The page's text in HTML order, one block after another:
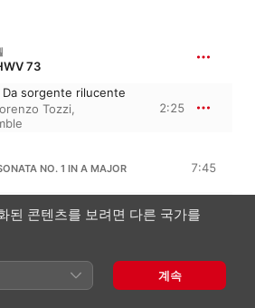
73
Da sorgente rilucente
Tozzi,
2:25
NO. 1 IN A MAJOR 7:45
Ensemble,
1:58
Tozzi,
2:27
된 콘텐츠를 보려면 다른 국가를
계속